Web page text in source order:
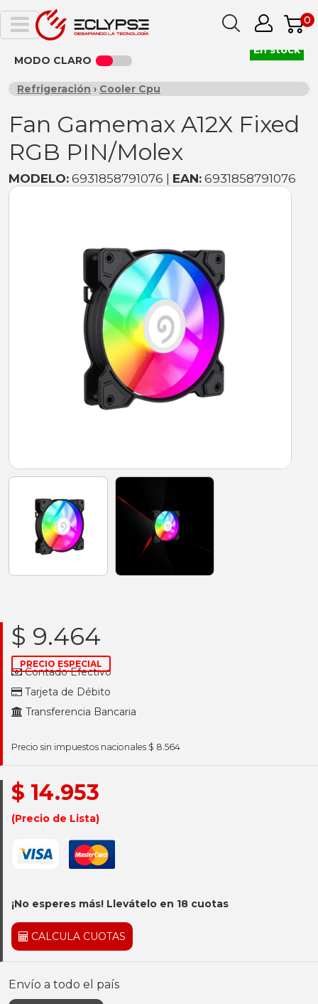
0
MODO CLARO
Refrigeración › Cooler Cpu
Fan Gamemax A12X Fixed
RGB PIN/Molex
MODELO: 6931858791076 | EAN: 6931858791076
$ 9.464
PRECIO ESPECIAL
Contado Efectivo
Tarjeta de Débito
Transferencia Bancaria
Precio sin impuestos nacionales $ 8.564
$ 14.953
(Precio de Lista)
¡No esperes más! Llevátelo en 18 cuotas
CALCULA CUOTAS
Envío a todo el país
En stock